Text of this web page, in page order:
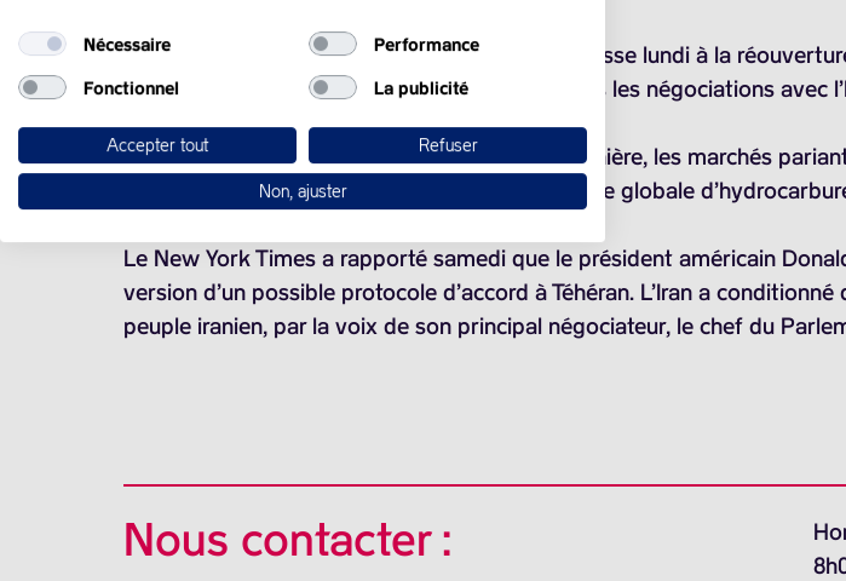
Le baril de pétrole américain est reparti à la hausse lundi à la
durcissement de la position des Etats-Unis dans les négociations avec
Le brut avait perdu plus de11%la semaine dernière, les marchés
d’Ormuz, goulet d’étranglement de
de l’offre globale
Le New York Times a rapporté samedi que le président américain
version d’un possible protocole d’accord à Téhéran. L’Iran a
peuple iranien, par la voix de son principal négociateur, le chef du
Nous contacter :
Nécessaire Performance
Fonctionnel La publicité
Accepter tout Refuser
Non, ajuster